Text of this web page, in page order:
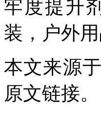
牢度提升
装，户外
本文来源
原文链接。